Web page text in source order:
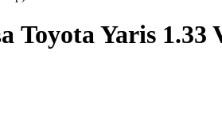
Toyota Yaris 1.33